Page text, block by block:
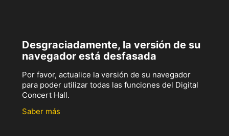
Desgraciadamente, la versión de su
navegador está desfasada
Por favor, actualice la versión de su navegador
para poder utilizar todas las funciones del Digital
Concert Hall.
Saber más